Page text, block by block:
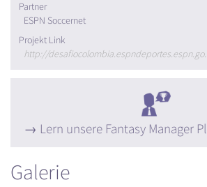
Partner
ESPN Soccernet
Projekt Link
http://
Lern unsere Fantasy Manager
Galerie